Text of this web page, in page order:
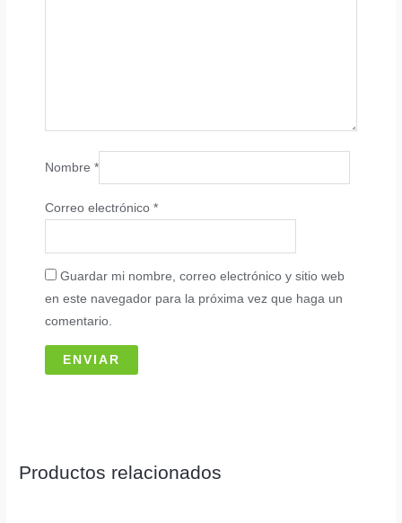
Nombre*
Correo electrónico*
Guardar mi nombre, correo electrónico y sitio web
en este navegador para la próxima vez que haga un
comentario.
Productos relacionados